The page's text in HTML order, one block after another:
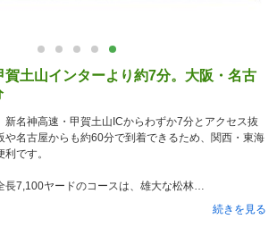
賀土山インターより約7分。大阪・名古
新名神高速・甲賀土山ICからわずか7分とアクセス抜
や名古屋からも約60分で到着できるため、関西・東海
です。
長7,100ヤードのコースは、雄大な松林
続きを見る